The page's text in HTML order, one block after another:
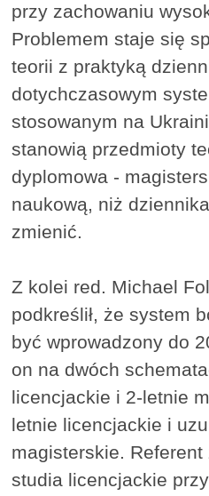
przy zachowaniu
Problemem staje się
teorii z praktyką
dotychczasowym
stosowanym na
stanowią przedmioty
dyplomowa -
naukową, niż
zmienić.
Z kolei red. Michael
podkreślił, że system
być wprowadzony do
on na dwóch
licencjackie i 2-letnie
letnie licencjackie i
magisterskie. Referent
studia licencjackie